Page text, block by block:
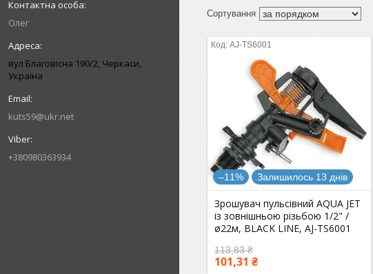
Олег
вул Благовісна 190/2, Черкаси,
Україна
kuts59@ukr.net
+380980363934
AJ-TS6001
–11% Залишилось 13 днів
Зрошувач пульсівний AQUA JET
із зовнішньою різьбою 1/2" /
ø22м, BLACK LINE, AJ-TS6001
113,83 ₴
101,31 ₴